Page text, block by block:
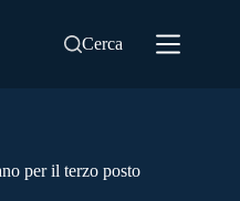
Cerca
per il terzo posto